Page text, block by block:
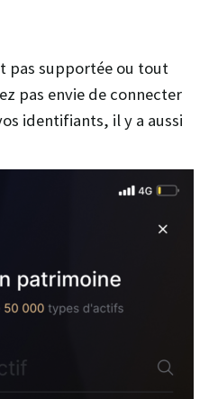
pas supportée ou tout
pas envie de connecter
identifiants, il y a aussi